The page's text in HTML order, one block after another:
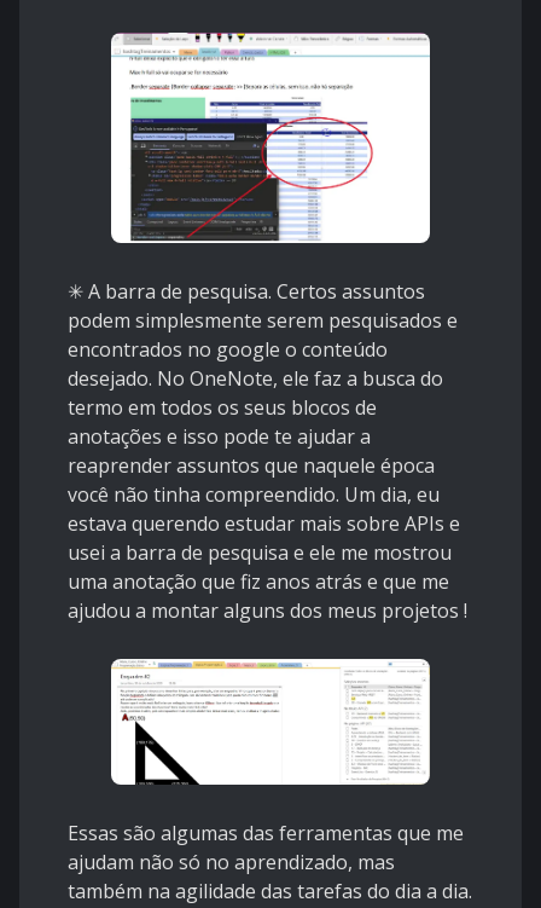
✳ A barra de pesquisa. Certos assuntos
podem simplesmente serem pesquisados e
encontrados no google o conteúdo
desejado. No OneNote, ele faz a busca do
termo em todos os seus blocos de
anotações e isso pode te ajudar a
reaprender assuntos que naquele época
você não tinha compreendido. Um dia, eu
estava querendo estudar mais sobre APIs e
usei a barra de pesquisa e ele me mostrou
uma anotação que fiz anos atrás e que me
ajudou a montar alguns dos meus projetos !
Essas são algumas das ferramentas que me
ajudam não só no aprendizado, mas
também na agilidade das tarefas do dia a dia.